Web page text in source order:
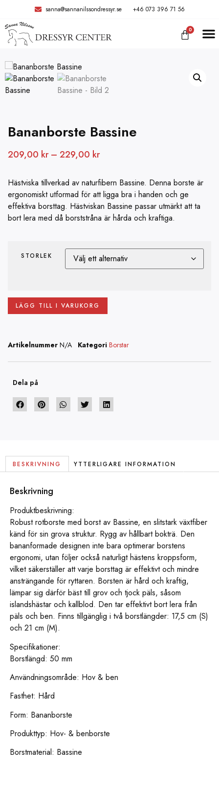
sanna@sannanilssondressyr.se +46 073 396 71 56
0
Bananborste Bassine
209,00 kr – 229,00 kr
Hästviska tillverkad av naturfibern Bassine. Denna borste är
ergonomiskt utformad för att ligga bra i handen och ge
effektiva borsttag. Hästviskan Bassine passar utmärkt att ta
bort lera med då borststråna är hårda och kraftiga.
STORLEK
LÄGG TILL I VARUKORG
Artikelnummer N/A Kategori Borstar
Dela på
BESKRIVNING YTTERLIGARE INFORMATION
Beskrivning
Produktbeskrivning:
Robust rotborste med borst av Bassine, en slitstark växtfiber
känd för sin grova struktur. Rygg av hållbart bokträ. Den
bananformade designen inte bara optimerar borstens
ergonomi, utan följer också naturligt hästens kroppsform,
vilket säkerställer att varje borsttag är effektivt och mindre
ansträngande för ryttaren. Borsten är hård och kraftig,
lämpar sig därför bäst till grov och tjock päls, såsom
islandshästar och kallblod. Den tar effektivt bort lera från
päls och ben. Finns tillgänglig i två borstlängder: 17,5 cm (S)
och 21 cm (M).
Specifikationer:
Borstlängd: 50 mm
Användningsområde: Hov & ben
Fasthet: Hård
Form: Bananborste
Produkttyp: Hov- & benborste
Borstmaterial: Bassine